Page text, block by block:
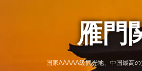
雁門
国家AAAAA級観光地、中国最高